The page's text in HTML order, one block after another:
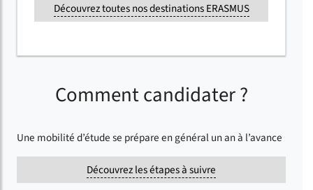
Découvrez toutes nos destinations ERASMUS
Comment candidater ?
Une mobilité d’étude se prépare en général un an à l’avance
Découvrez les étapes à suivre